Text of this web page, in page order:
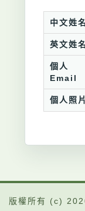
中文姓名
英文姓名
個人
Email
個人照片
版權所有 (c)